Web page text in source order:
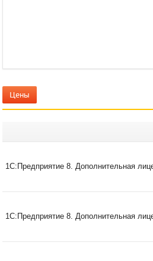
Цены
1С:Предприятие 8. Дополнительная
1С:Предприятие 8. Дополнительная